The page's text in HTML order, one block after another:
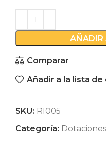
AÑADIR
Comparar
Añadir a la lista de
SKU: RI005
Categoría: